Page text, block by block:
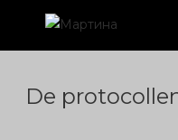
content
De